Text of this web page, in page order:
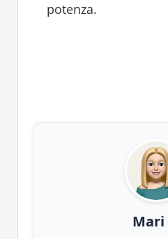
potenza.
Mari